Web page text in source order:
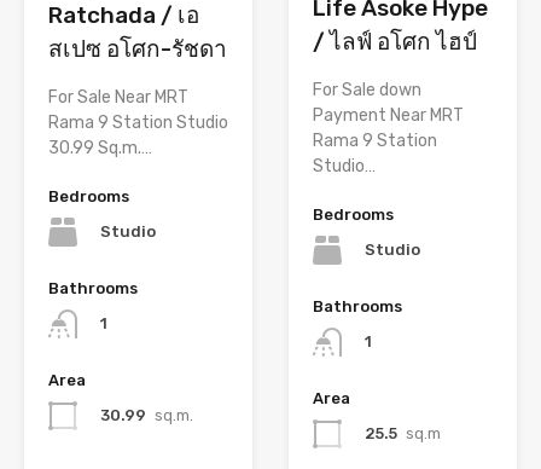
Ratchada / เอ
สเปซ อโศก-รัชดา
For Sale Near MRT
Rama 9 Station Studio
30.99 Sq.m.…
Bedrooms
Studio
Bathrooms
1
Area
30.99 sq.m.
Life Asoke Hype
/ ไลฟ์ อโศก ไฮป์
For Sale down
Payment Near MRT
Rama 9 Station
Studio…
Bedrooms
Studio
Bathrooms
1
Area
25.5 sq.m